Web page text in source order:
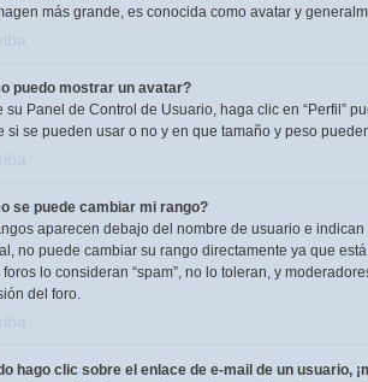
más grande, es conocida como avatar y
puedo mostrar un avatar?
su Panel de Control de Usuario, haga clic en “Perfil”
si se pueden usar o no y en que tamaño y peso
se puede cambiar mi rango?
aparecen debajo del nombre de usuario e
no puede cambiar su rango directamente ya que
foros lo consideran “spam”, no lo toleran, y
del foro.
hago clic sobre el enlace de e-mail de un usuario,